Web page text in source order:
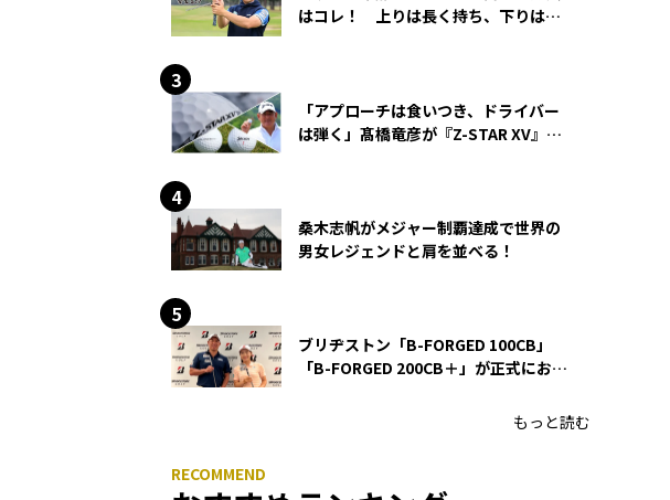
はコレ！ 上りは長く持ち、下りは短
「アプローチは食いつき、ドライバー
は弾く」髙橋竜彦が『Z-STAR XV』を
桑木志帆がメジャー制覇達成で世界の
男女レジェンドと肩を並べる！
ブリヂストン「B-FORGED 100CB」
「B-FORGED 200CB＋」が正式にお披
もっと読む